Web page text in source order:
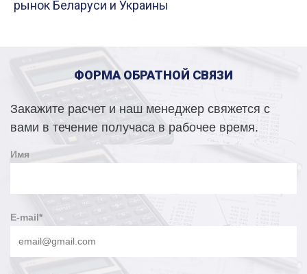
рынок Беларуси и Украины
ФОРМА ОБРАТНОЙ СВЯЗИ
Закажите расчет и наш менеджер свяжется с
вами в течение получаса в рабочее время.
Имя
E-mail*